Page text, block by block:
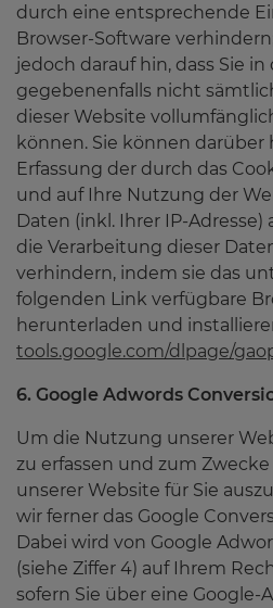
durch eine entsprechende
Browser-Software
jedoch darauf hin, dass Sie in
gegebenenfalls nicht
dieser Website
können. Sie können darüber
Erfassung der durch das
und auf Ihre Nutzung der
Daten (inkl. Ihrer IP-Adresse)
die Verarbeitung dieser
verhindern, indem sie das
folgenden Link verfügbare
herunterladen und
tools.google.com/dlpage/
6. Google Adwords
Um die Nutzung unserer
zu erfassen und zum
unserer Website für Sie
wir ferner das Google
Dabei wird von Google
(siehe Ziffer 4) auf Ihrem
sofern Sie über eine Google-